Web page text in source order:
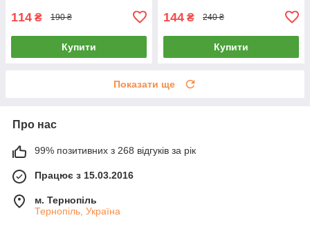
114 ₴ 190 ₴
Купити
144 ₴ 240 ₴
Купити
Показати ще
Про нас
99% позитивних з 268 відгуків за рік
Працює з 15.03.2016
м. Тернопіль
Тернопіль, Україна